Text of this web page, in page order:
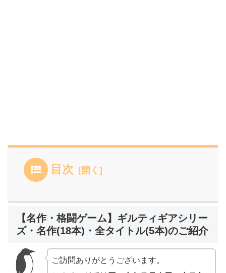
目次
【名作・格闘ゲーム】ギルティギアシリー
ズ・名作(18本)・全タイトル(5本)のご紹介
ご訪問ありがとうございます。